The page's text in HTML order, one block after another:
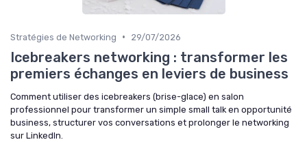
Stratégies de Networking • 29/07/2026
Icebreakers networking : transformer les
premiers échanges en leviers de business
Comment utiliser des icebreakers (brise-glace) en salon
professionnel pour transformer un simple small talk en opportunité
business, structurer vos conversations et prolonger le networking
sur LinkedIn.